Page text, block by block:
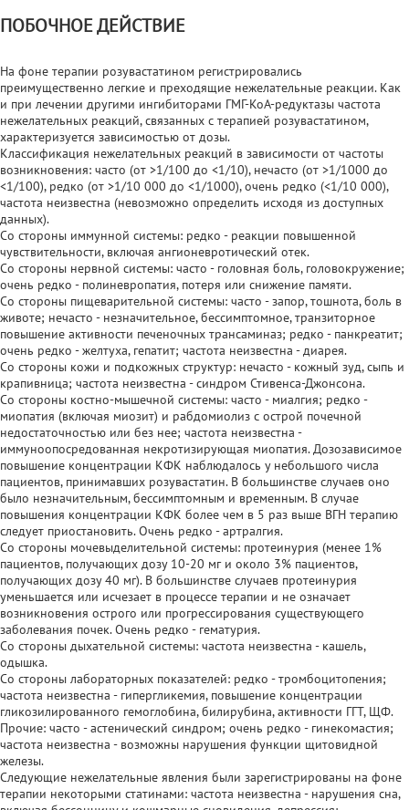
ПОБОЧНОЕ ДЕЙСТВИЕ
На фоне терапии розувастатином регистрировались
преимущественно легкие и преходящие нежелательные реакции. Как
и при лечении другими ингибиторами ГМГ-КоА-редуктазы частота
нежелательных реакций, связанных с терапией розувастатином,
характеризуется зависимостью от дозы.
Классификация нежелательных реакций в зависимости от частоты
возникновения: часто (от >1/100 до <1/10), нечасто (от >1/1000 до
<1/100), редко (от >1/10 000 до <1/1000), очень редко (<1/10 000),
частота неизвестна (невозможно определить исходя из доступных
данных).
Со стороны иммунной системы: редко - реакции повышенной
чувствительности, включая ангионевротический отек.
Со стороны нервной системы: часто - головная боль, головокружение;
очень редко - полиневропатия, потеря или снижение памяти.
Со стороны пищеварительной системы: часто - запор, тошнота, боль в
животе; нечасто - незначительное, бессимптомное, транзиторное
повышение активности печеночных трансаминаз; редко - панкреатит;
очень редко - желтуха, гепатит; частота неизвестна - диарея.
Со стороны кожи и подкожных структур: нечасто - кожный зуд, сыпь и
крапивница; частота неизвестна - синдром Стивенса-Джонсона.
Со стороны костно-мышечной системы: часто - миалгия; редко -
миопатия (включая миозит) и рабдомиолиз с острой почечной
недостаточностью или без нее; частота неизвестна -
иммуноопосредованная некротизирующая миопатия. Дозозависимое
повышение концентрации КФК наблюдалось у небольшого числа
пациентов, принимавших розувастатин. В большинстве случаев оно
было незначительным, бессимптомным и временным. В случае
повышения концентрации КФК более чем в 5 раз выше ВГН терапию
следует приостановить. Очень редко - артралгия.
Со стороны мочевыделительной системы: протеинурия (менее 1%
пациентов, получающих дозу 10-20 мг и около 3% пациентов,
получающих дозу 40 мг). В большинстве случаев протеинурия
уменьшается или исчезает в процессе терапии и не означает
возникновения острого или прогрессирования существующего
заболевания почек. Очень редко - гематурия.
Со стороны дыхательной системы: частота неизвестна - кашель,
одышка.
Со стороны лабораторных показателей: редко - тромбоцитопения;
частота неизвестна - гипергликемия, повышение концентрации
гликозилированного гемоглобина, билирубина, активности ГГТ, ЩФ.
Прочие: часто - астенический синдром; очень редко - гинекомастия;
частота неизвестна - возможны нарушения функции щитовидной
железы.
Следующие нежелательные явления были зарегистрированы на фоне
терапии некоторыми статинами: частота неизвестна - нарушения сна,